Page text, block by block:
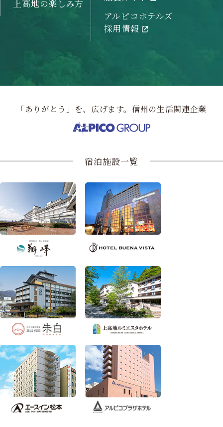
上高地の楽しみ方
アルピコホテルズ
採用情報
「ありがとう」を、広げます。信州の生活関連企業
宿泊施設一覧